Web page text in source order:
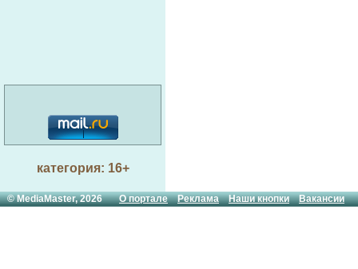
категория: 16+
© MediaMaster, 2026О портале Реклама Наши кнопки Вакансии